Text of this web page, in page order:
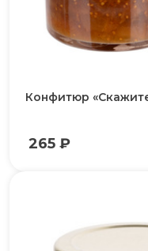
Конфитюр
265 ₽